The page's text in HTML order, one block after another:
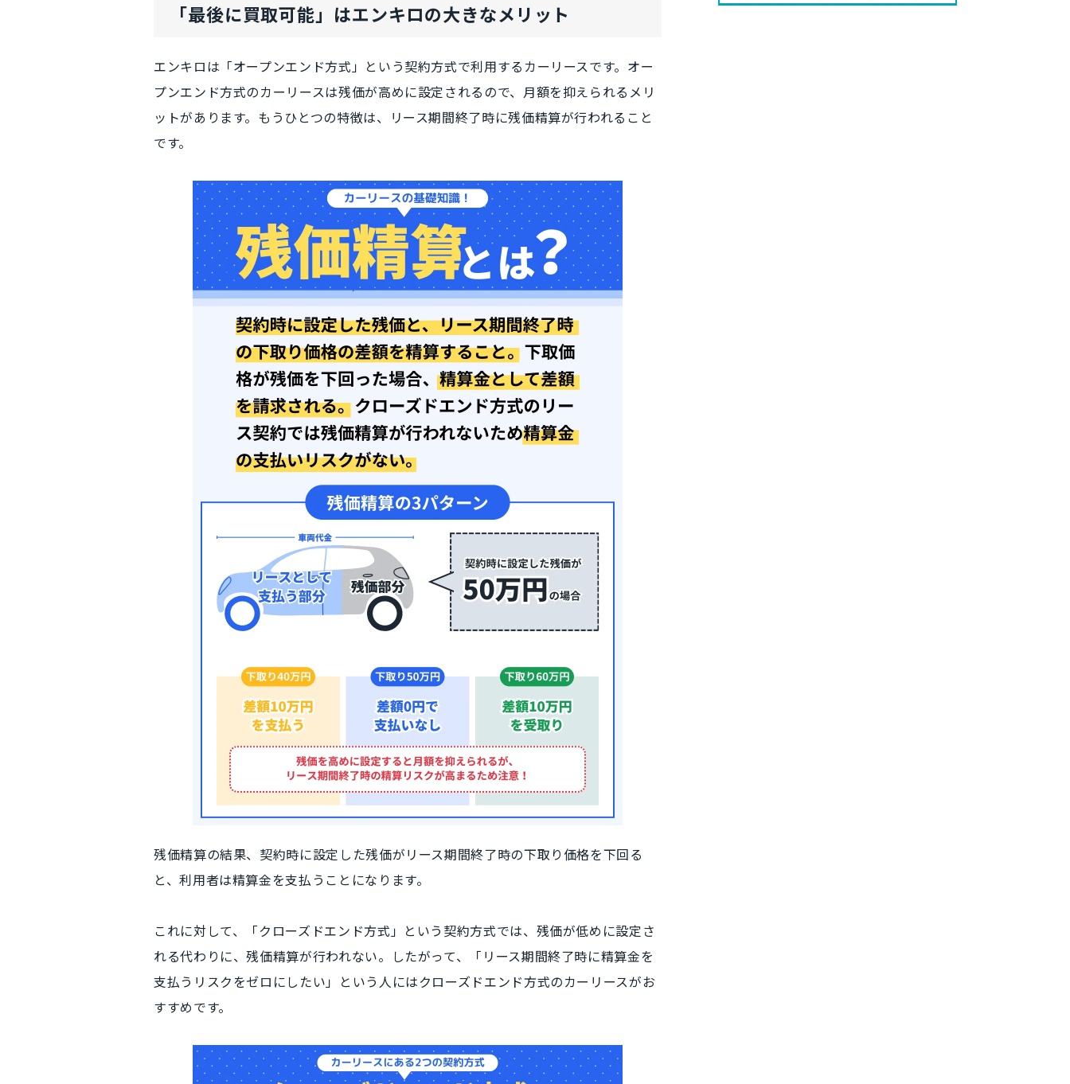
「最後に買取可能」はエンキロの大きなメリット
エンキロは 「オープンエンド方式」 という契約方式で利用するカーリースです。オー
プンエンド方式のカーリースは残価が高めに設定されるので、月額を抑えられるメリ
ットがあります。もうひとつの特徴は、 リース期間終了時に残価精算が行われる こと
です。
残価精算の結果、契約時に設定した残価がリース期間終了時の下取り価格を下回る
と、利用者は精算金を支払う ことになります。
これに対して、 「クローズドエンド方式」 という契約方式では、 残価が低めに設定さ
れる代わりに、残価精算が行われない。したがって、
「リース期間終了時に精算金を
支払うリスクをゼロにしたい」 という人にはクローズドエンド方式のカーリースがお
すすめです。